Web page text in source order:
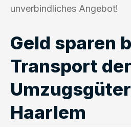
unverbindliches Angebot!
Geld sparen
Transport der
Haarlem